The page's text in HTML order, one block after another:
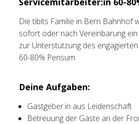
Tischreservation
Login
Schweiz (DE)
Die tibits Familie in Bern Bahnhof
sofort oder nach Vereinbarung
zur Unterstützung des
60-80% Pensum.
Deine Aufgaben:
Gastgeber:in aus Leidenschaft
Betreuung der Gäste an der